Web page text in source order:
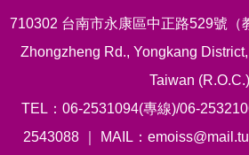
710302 台南市永康區中正路529號（
Zhongzheng Rd., Yongkang
Taiwan (R.O.C.)
TEL：06-2531094(專線)/06-
2543088 ｜ MAIL：